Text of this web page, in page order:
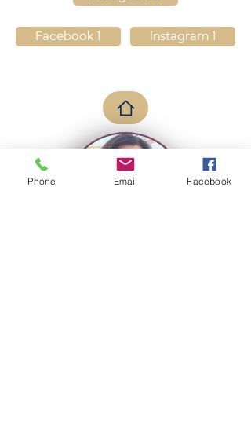
Facebook 1 Instagram 1
Phone Email Facebook